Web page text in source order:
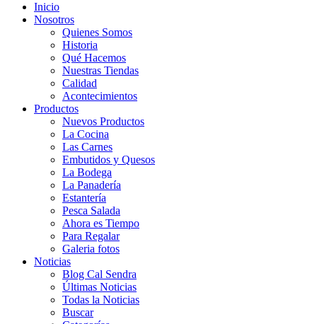
Inicio
Nosotros
Quienes Somos
Historia
Qué Hacemos
Nuestras Tiendas
Calidad
Acontecimientos
Productos
Nuevos Productos
La Cocina
Las Carnes
Embutidos y Quesos
La Bodega
La Panadería
Estantería
Pesca Salada
Ahora es Tiempo
Para Regalar
Galeria fotos
Noticias
Blog Cal Sendra
Últimas Noticias
Todas la Noticias
Buscar